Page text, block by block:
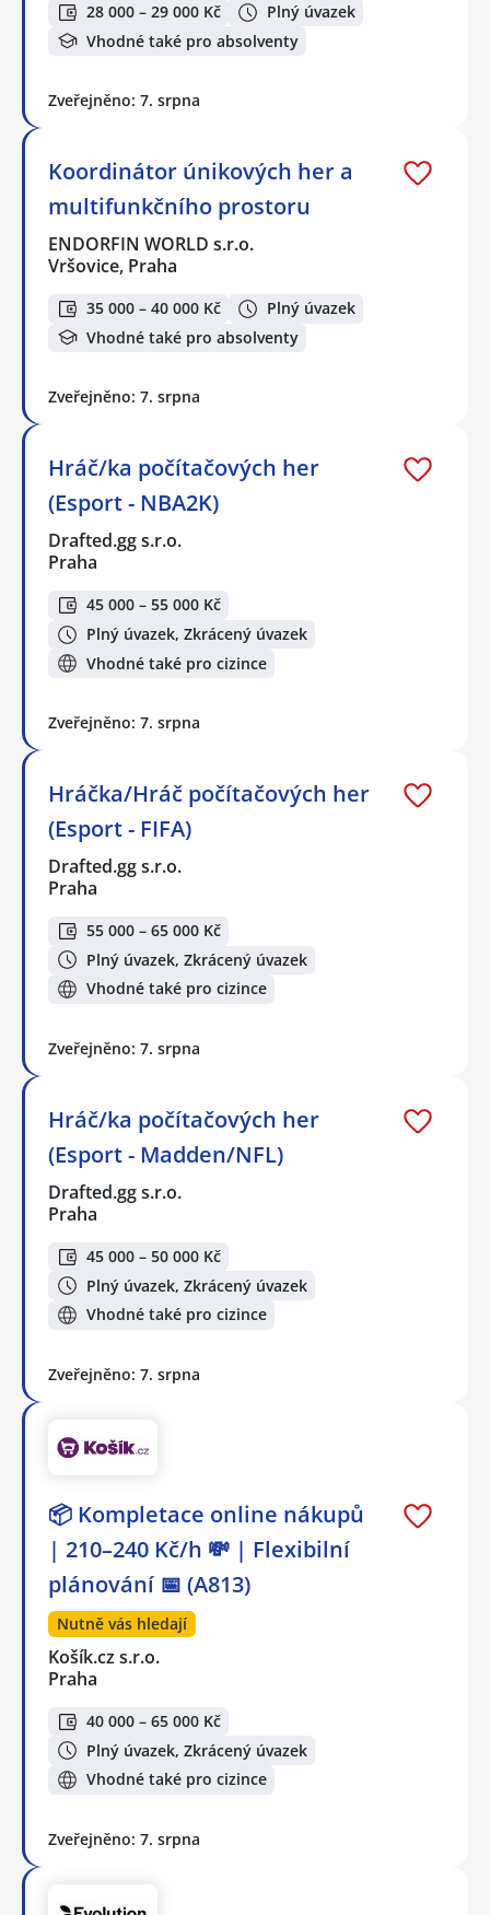
28 000 – 29 000 Kč
Plný úvazek
Vhodné také pro absolventy
Zveřejněno: 7. srpna
Koordinátor únikových her a
multifunkčního prostoru
ENDORFIN WORLD s.r.o.
Vršovice, Praha
35 000 – 40 000 Kč
Plný úvazek
Vhodné také pro absolventy
Zveřejněno: 7. srpna
Hráč/ka počítačových her
(Esport - NBA2K)
Drafted.gg s.r.o.
Praha
45 000 – 55 000 Kč
Plný úvazek, Zkrácený úvazek
Vhodné také pro cizince
Zveřejněno: 7. srpna
Hráčka/Hráč počítačových her
(Esport - FIFA)
Drafted.gg s.r.o.
Praha
55 000 – 65 000 Kč
Plný úvazek, Zkrácený úvazek
Vhodné také pro cizince
Zveřejněno: 7. srpna
Hráč/ka počítačových her
(Esport - Madden/NFL)
Drafted.gg s.r.o.
Praha
45 000 – 50 000 Kč
Plný úvazek, Zkrácený úvazek
Vhodné také pro cizince
Zveřejněno: 7. srpna
📦 Kompletace online nákupů
| 210–240 Kč/h 💸 | Flexibilní
plánování 📅 (A813)
Nutně vás hledají
Košík.cz s.r.o.
Praha
40 000 – 65 000 Kč
Plný úvazek, Zkrácený úvazek
Vhodné také pro cizince
Zveřejněno: 7. srpna